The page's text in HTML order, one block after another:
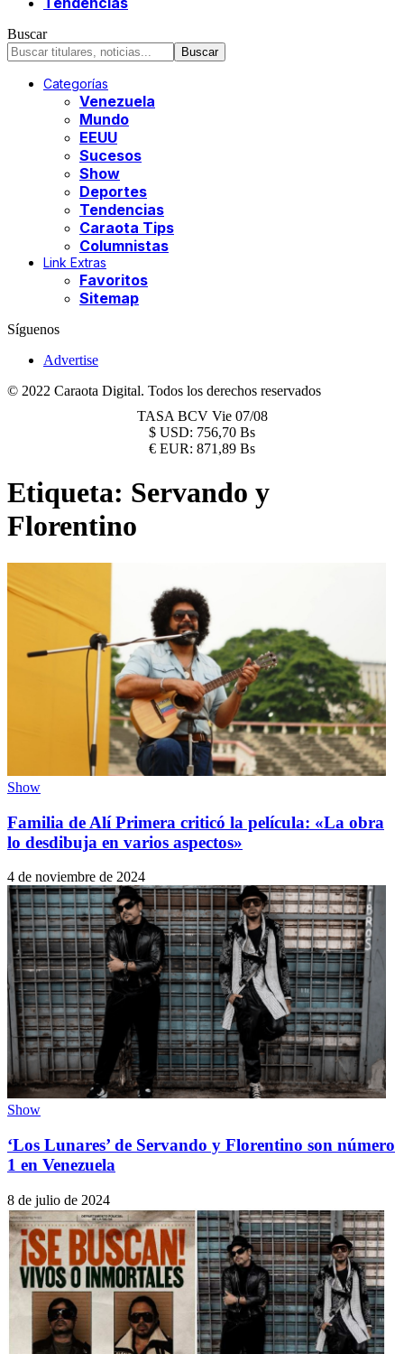
Buscar
Categorías
Venezuela
Mundo
EEUU
Sucesos
Show
Deportes
Tendencias
Caraota Tips
Columnistas
Link Extras
Favoritos
Sitemap
Síguenos
Advertise
© 2022 Caraota Digital. Todos los derechos reservados
TASA BCV Vie 07/08
$ USD: 756,70 Bs
€ EUR: 871,89 Bs
Etiqueta: Servando y
Florentino
Show
Familia de Alí Primera criticó la película: «La obra
lo desdibuja en varios aspectos»
4 de noviembre de 2024
Show
‘Los Lunares’ de Servando y Florentino son número
1 en Venezuela
8 de julio de 2024